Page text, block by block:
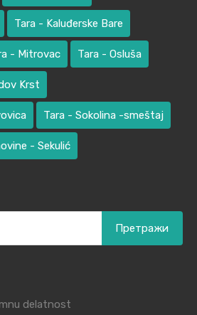
Tara - Kaluđerske Bare
- Mitrovac Tara - Osluša
Krst
Tara - Sokolina -smeštaj
- Sekulić
delatnost